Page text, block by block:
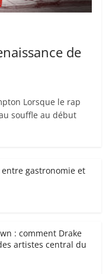
de
Lorsque le rap
souffle au début
gastronomie et
: comment Drake
artistes central du